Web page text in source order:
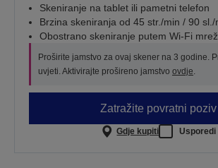
Skeniranje na tablet ili pametni telefon
Brzina skeniranja od 45 str./min / 90 sl./
Obostrano skeniranje putem Wi-Fi
Proširite jamstvo za ovaj skener na 3 godine.
uvjeti. Aktivirajte prošireno jamstvo ovdje.
Zatražite povratni poziv
Gdje kupiti Usporedi